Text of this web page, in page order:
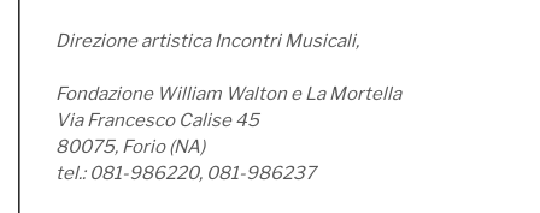
Direzione artistica Incontri Musicali,
Fondazione William Walton e La Mortella
Via Francesco Calise 45
80075, Forio (NA)
tel.: 081-986220, 081-986237